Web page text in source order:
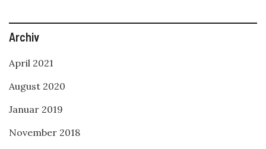
Archiv
April 2021
August 2020
Januar 2019
November 2018